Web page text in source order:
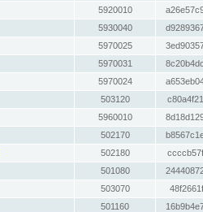
5920010
5930040
5970025
5970031
5970024
503120
5960010
502170
502180
501080
503070
501160